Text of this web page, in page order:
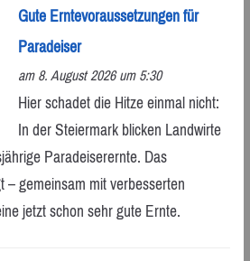
Gute Erntevoraussetzungen für
Paradeiser
am 8. August 2026 um 5:30
Hier schadet die Hitze einmal nicht:
In der Steiermark blicken Landwirte
Paradeiserernte. Das
gemeinsam mit verbesserten
jetzt schon sehr gute Ernte.